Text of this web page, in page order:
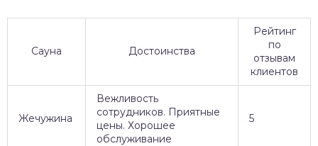
Сауна Достоинства
Рейтинг
по
отзывам
клиентов
Жечужина
Вежливость
сотрудников. Приятные
цены. Хорошее
обслуживание
5